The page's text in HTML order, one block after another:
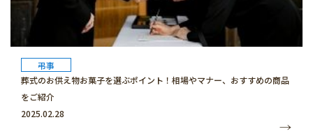
弔事
葬式のお供え物お菓子を選ぶポイント！相場やマナー、おすすめの商品
をご紹介
2025.02.28